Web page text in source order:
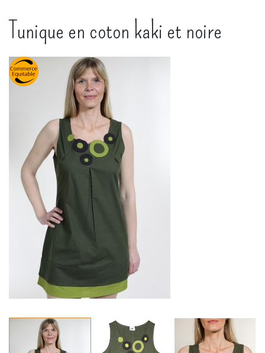
Tunique en coton kaki et noire